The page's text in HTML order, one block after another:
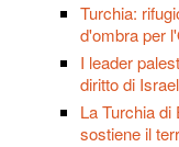
Turchia:
d'ombra per
I leader
diritto di
La Turchia di
sostiene il